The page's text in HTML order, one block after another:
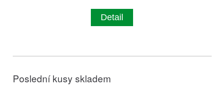
Detail
Poslední kusy skladem